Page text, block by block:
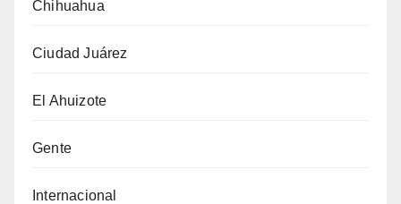
Chihuahua
Ciudad Juárez
El Ahuizote
Gente
Internacional